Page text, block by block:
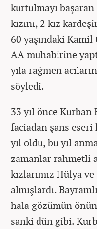
kurtulmayı başaran
kızını, 2 kız
60 yaşındaki
AA muhabirine
yıla rağmen
söyledi.
33 yıl önce Kurban
faciadan şans eseri
yıl oldu, bu yıl
zamanlar rahmetli
kızlarımız Hülya
almışlardı.
hala gözümün
sanki dün gibi.